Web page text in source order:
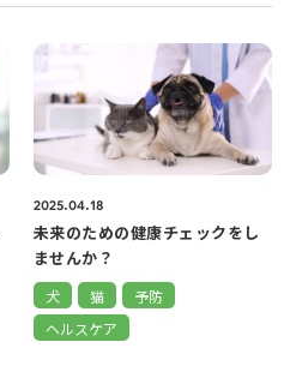
2025.04.18
未来のための健康チェックをし
ませんか？
犬 猫
予防
ヘルスケア